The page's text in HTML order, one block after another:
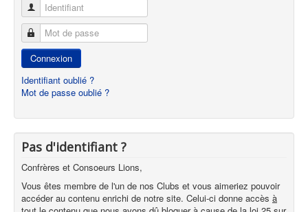
Identifiant
Mot de passe
Connexion
Identifiant oublié ?
Mot de passe oublié ?
Pas d'identifiant ?
Confrères et Consoeurs Lions,
Vous êtes membre de l'un de nos Clubs et vous aimeriez pouvoir
accéder au contenu enrichi de notre site. Celui-ci donne accès à